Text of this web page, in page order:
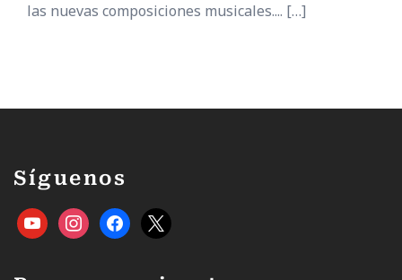
las nuevas composiciones musicales.... […]
Síguenos